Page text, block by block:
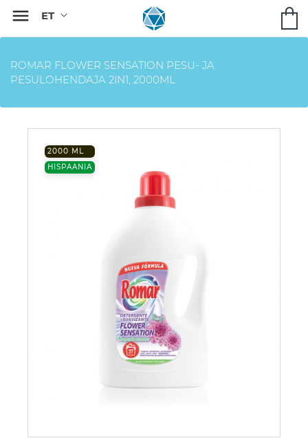

ROMAR FLOWER SENSATION PESU- JA
PESULOHENDAJA 2IN1, 2000ML
2000 ML
HISPAANIA